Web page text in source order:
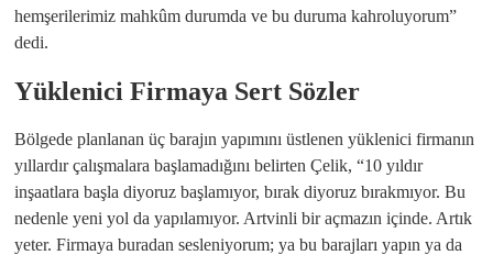
hemşerilerimiz mahkûm durumda ve bu duruma kahroluyorum”
dedi.
Yüklenici Firmaya Sert Sözler
Bölgede planlanan üç barajın yapımını üstlenen yüklenici firmanın
yıllardır çalışmalara başlamadığını belirten Çelik, “10 yıldır
inşaatlara başla diyoruz başlamıyor, bırak diyoruz bırakmıyor. Bu
nedenle yeni yol da yapılamıyor. Artvinli bir açmazın içinde. Artık
yeter. Firmaya buradan sesleniyorum; ya bu barajları yapın ya da